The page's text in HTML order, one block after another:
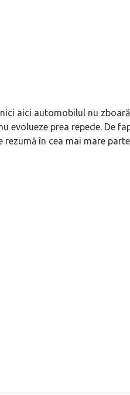
aici automobilul nu
evolueze prea repede. De
în cea mai mare